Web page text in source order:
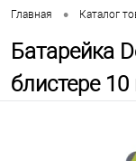
Главная • Каталог
Батарейка
блистере